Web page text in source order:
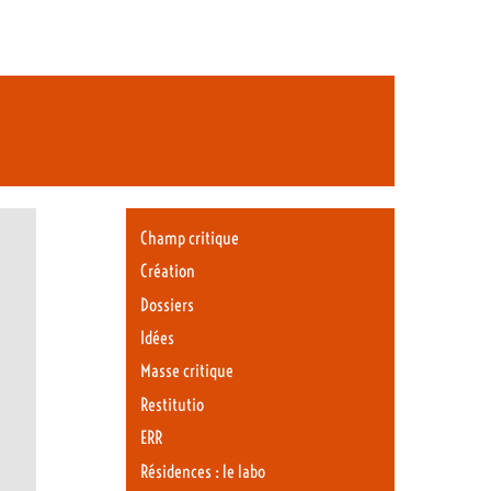
Champ critique
Création
Dossiers
Idées
Masse critique
Restitutio
ERR
Résidences : le labo